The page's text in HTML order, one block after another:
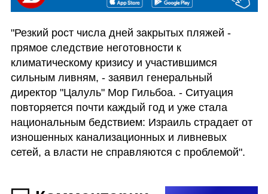
"Резкий рост числа дней закрытых пляжей -
прямое следствие неготовности к
климатическому кризису и участившимся
сильным ливням, - заявил генеральный
директор "Цалуль" Мор Гильбоа. - Ситуация
повторяется почти каждый год и уже стала
национальным бедствием: Израиль страдает от
изношенных канализационных и ливневых
сетей, а власти не справляются с проблемой".